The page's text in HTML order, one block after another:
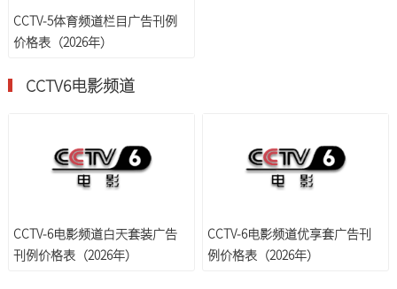
CCTV-5体育频道栏目广告刊例
价格表（2026年）
CCTV6电影频道
CCTV-6电影频道白天套装广告
刊例价格表（2026年）
CCTV-6电影频道优享套广告刊
例价格表（2026年）